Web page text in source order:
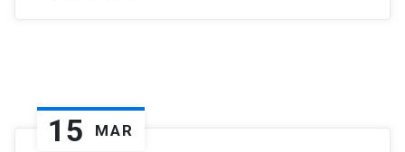
15 MAR